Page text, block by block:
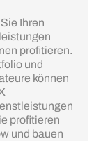
Ihren
profitieren.
und
können
profitieren
und bauen